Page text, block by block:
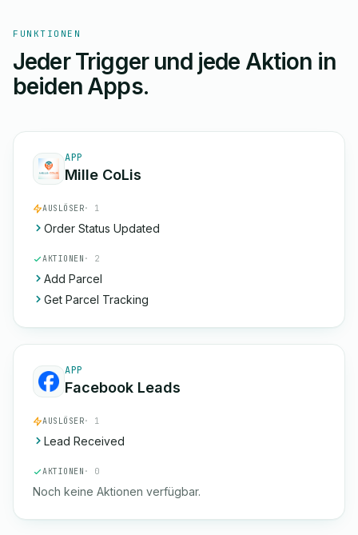
FUNKTIONEN
Jeder Trigger und jede Aktion in
beiden Apps.
APP
Mille CoLis
AUSLÖSER· 1
Order Status Updated
AKTIONEN · 2
Add Parcel
Get Parcel Tracking
APP
Facebook Leads
AUSLÖSER· 1
Lead Received
AKTIONEN · 0
Noch keine Aktionen verfügbar.